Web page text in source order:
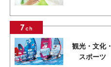
観光・文化・
スポーツ